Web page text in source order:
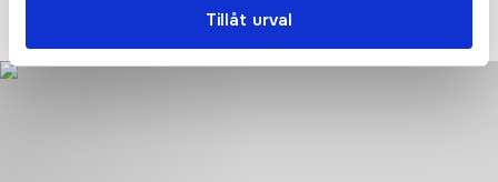
Tillåt urval
KONTAKTA OSS IDAG!